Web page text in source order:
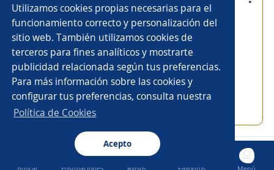
Utilizamos cookies propias necesarias para el
funcionamiento correcto y personalización del
sitio web. También utilizamos cookies de
terceros para fines analíticos y mostrarte
publicidad relacionada según tus preferencias.
Para más información sobre las cookies y
configurar tus preferencias, consulta nuestra
Política de Cookies
Acepto
Buscar Postulaciones Avisos Favoritos
Analista de compras y ventas, TSU en
Administración de empresas
4,0
Fuservi, C.A
San Diego, Carabobo
Hace 4 días
Nuevas ofertas de empleo Avísame